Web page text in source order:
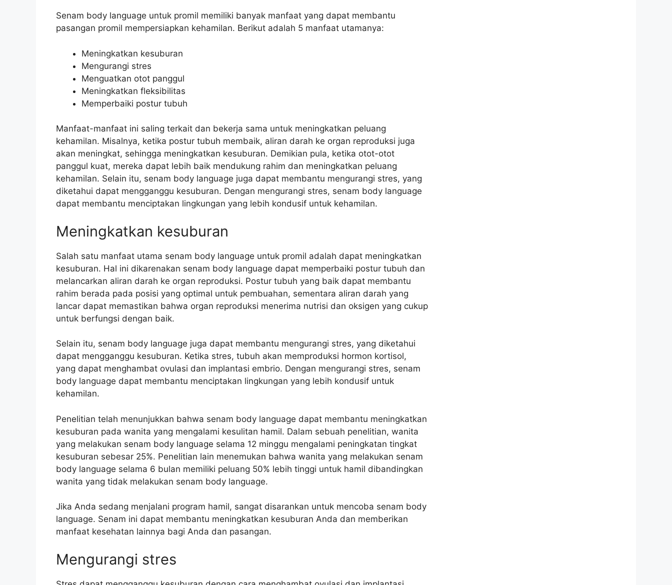
Senam body language untuk promil memiliki banyak manfaat yang dapat membantu
pasangan promil mempersiapkan kehamilan. Berikut adalah 5 manfaat utamanya:
Meningkatkan kesuburan
Mengurangi stres
Menguatkan otot panggul
Meningkatkan fleksibilitas
Memperbaiki postur tubuh
Manfaat-manfaat ini saling terkait dan bekerja sama untuk meningkatkan peluang
kehamilan. Misalnya, ketika postur tubuh membaik, aliran darah ke organ reproduksi juga
akan meningkat, sehingga meningkatkan kesuburan. Demikian pula, ketika otot-otot
panggul kuat, mereka dapat lebih baik mendukung rahim dan meningkatkan peluang
kehamilan. Selain itu, senam body language juga dapat membantu mengurangi stres, yang
diketahui dapat mengganggu kesuburan. Dengan mengurangi stres, senam body language
dapat membantu menciptakan lingkungan yang lebih kondusif untuk kehamilan.
Meningkatkan kesuburan
Salah satu manfaat utama senam body language untuk promil adalah dapat meningkatkan
kesuburan. Hal ini dikarenakan senam body language dapat memperbaiki postur tubuh dan
melancarkan aliran darah ke organ reproduksi. Postur tubuh yang baik dapat membantu
rahim berada pada posisi yang optimal untuk pembuahan, sementara aliran darah yang
lancar dapat memastikan bahwa organ reproduksi menerima nutrisi dan oksigen yang cukup
untuk berfungsi dengan baik.
Selain itu, senam body language juga dapat membantu mengurangi stres, yang diketahui
dapat mengganggu kesuburan. Ketika stres, tubuh akan memproduksi hormon kortisol,
yang dapat menghambat ovulasi dan implantasi embrio. Dengan mengurangi stres, senam
body language dapat membantu menciptakan lingkungan yang lebih kondusif untuk
kehamilan.
Penelitian telah menunjukkan bahwa senam body language dapat membantu meningkatkan
kesuburan pada wanita yang mengalami kesulitan hamil. Dalam sebuah penelitian, wanita
yang melakukan senam body language selama 12 minggu mengalami peningkatan tingkat
kesuburan sebesar 25%. Penelitian lain menemukan bahwa wanita yang melakukan senam
body language selama 6 bulan memiliki peluang 50% lebih tinggi untuk hamil dibandingkan
wanita yang tidak melakukan senam body language.
Jika Anda sedang menjalani program hamil, sangat disarankan untuk mencoba senam body
language. Senam ini dapat membantu meningkatkan kesuburan Anda dan memberikan
manfaat kesehatan lainnya bagi Anda dan pasangan.
Mengurangi stres